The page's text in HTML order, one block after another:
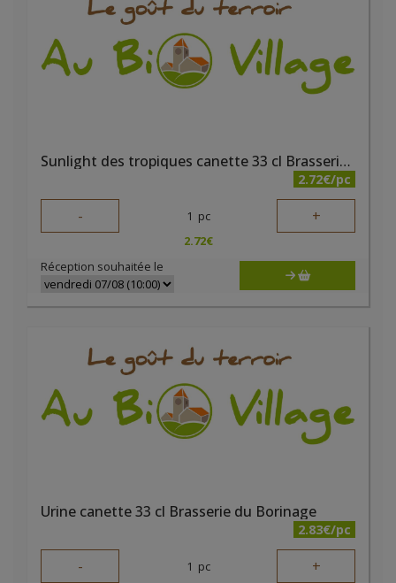
Sunlight des tropiques canette 33 cl Brasserie du Borinage
2.72€/pc
- 1 pc +
2.72€
Réception souhaitée le
Urine canette 33 cl Brasserie du Borinage
2.83€/pc
- 1 pc +